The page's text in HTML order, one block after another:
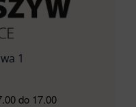
1
do 17.00